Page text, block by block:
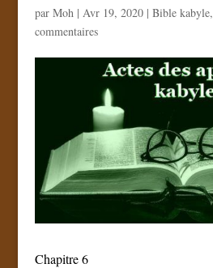
par Moh| Avr 19, 2020| Bible kabyle,
commentaires
Chapitre 6